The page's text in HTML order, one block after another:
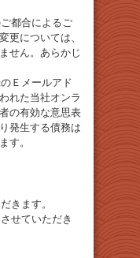
都合によるご
更については、
せん。あらかじ
Ｅメールアド
れた当社オンラ
の有効な意思表
発生する債務は
す。
きます。
せていただき